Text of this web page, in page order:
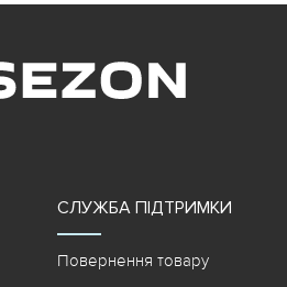
СЛУЖБА ПІДТРИМКИ
Повернення товару